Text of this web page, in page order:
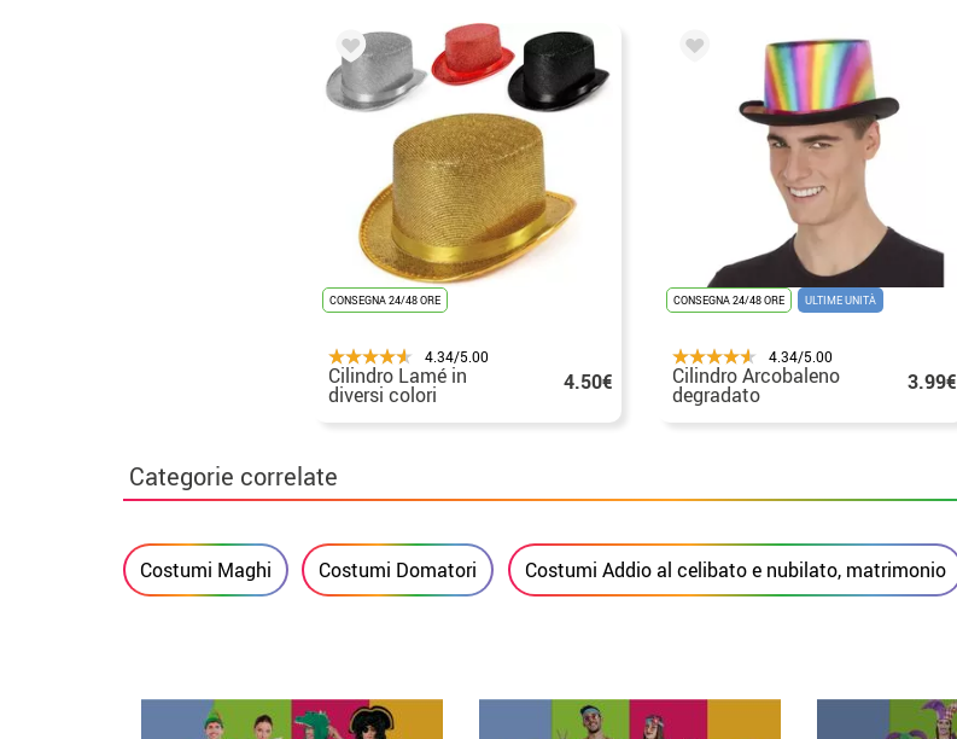
CONSEGNA 24/48 ORE
4.34/5.00
Cilindro Lamé in
diversi colori 4.50€
CONSEGNA 24/48 ORE ULTIME UNITÀ
4.34/5.00
Cilindro Arcobaleno
degradato 3.99€
Categorie correlate
Costumi Maghi Costumi Domatori Costumi Addio al celibato e nubilato, matrimonio